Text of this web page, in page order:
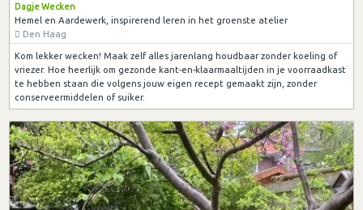
Dagje Wecken
Hemel en Aardewerk, inspirerend leren in het groenste atelier
Den Haag
Kom lekker wecken! Maak zelf alles jarenlang houdbaar zonder koeling of
vriezer. Hoe heerlijk om gezonde kant-en-klaarmaaltijden in je voorraadkast
te hebben staan die volgens jouw eigen recept gemaakt zijn, zonder
conserveermiddelen of suiker.